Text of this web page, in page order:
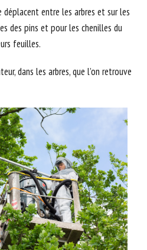
entre les arbres et sur les
des pins et pour les chenilles du
feuilles.
dans les arbres, que l’on retrouve